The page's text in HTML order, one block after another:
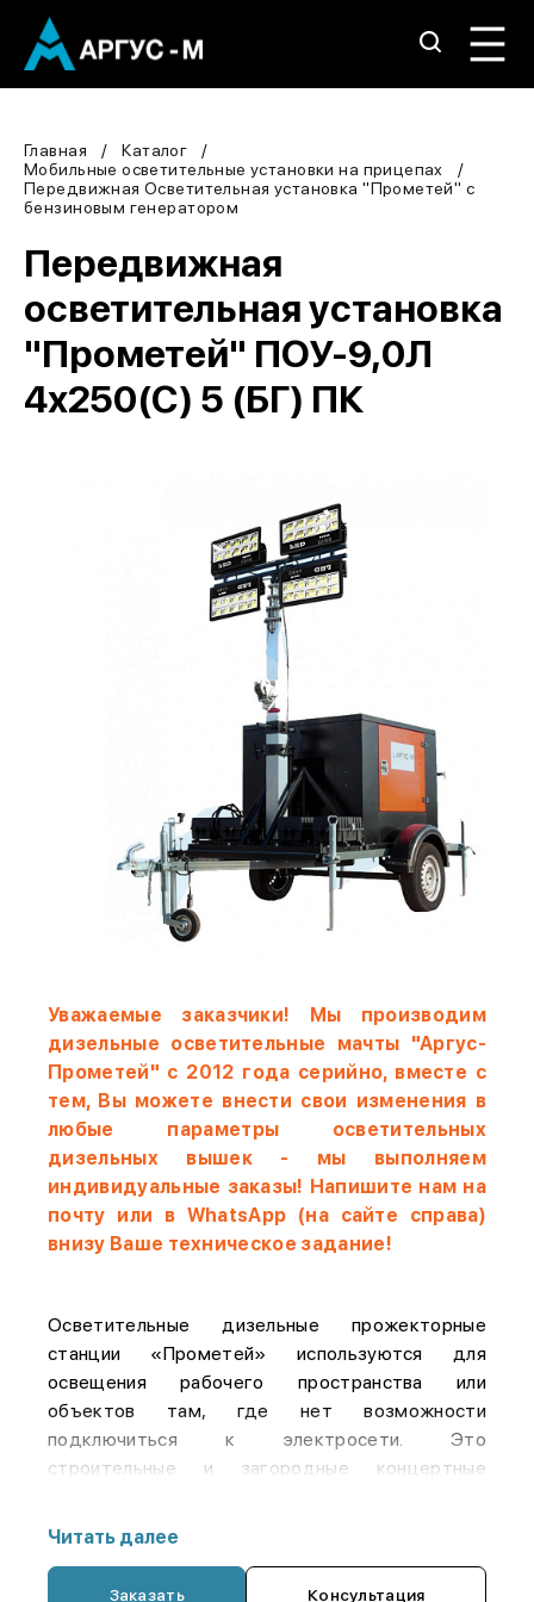
Главная
Каталог
Мобильные осветительные установки на прицепах
Передвижная Осветительная установка "Прометей" с
бензиновым генератором
Передвижная
осветительная установка
"Прометей" ПОУ-9,0Л
4х250(С) 5 (БГ) ПК
Уважаемые заказчики! Мы производим
дизельные осветительные мачты "Аргус-
Прометей" с 2012 года серийно, вместе с
тем, Вы можете внести свои изменения в
любые параметры осветительных
дизельных вышек - мы выполняем
индивидуальные заказы! Напишите нам на
почту или в WhatsApp (на сайте справа)
внизу Ваше техническое задание!
Осветительные дизельные прожекторные
станции «Прометей» используются для
освещения рабочего пространства или
объектов там, где нет возможности
подключиться к электросети. Это
строительные и загородные концертные
сельскохозяйственные предприятия и т. д. К
преимуществам наших станций освещения
Читать далее
Заказать Консультация